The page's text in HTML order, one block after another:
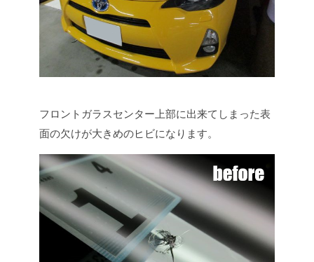
フロントガラスセンター上部に出来てしまった表
面の欠けが大きめのヒビになります。